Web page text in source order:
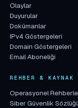
Olaylar
Duyurular
Dokümanlar
IPv4 Göstergeleri
Domain Göstergeleri
Email Aboneliği
REHBER & KAYNAK
Operasyonel
Siber Güvenlik